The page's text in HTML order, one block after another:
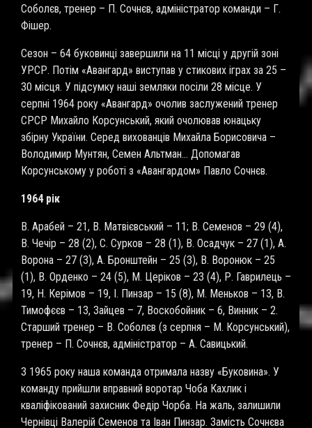
Соболєв, тренер – П. Сочнєв, адміністратор команди – Г.
Фішер.
Сезон – 64 буковинці завершили на 11 місці у другій зоні
УРСР. Потім «Авангард» виступав у стикових іграх за 25 –
30 місця. У підсумку наші земляки посіли 28 місце. У
серпні 1964 року «Авангард» очолив заслужений тренер
СРСР Михайло Корсунський, який очолював юнацьку
збірну України. Серед вихованців Михайла Борисовича –
Володимир Мунтян, Семен Альтман… Допомагав
Корсунському у роботі з «Авангардом» Павло Сочнєв.
1964 рік
В. Арабей – 21, В. Матвієвський – 11; В. Семенов – 29 (4),
В. Чечір – 28 (2), С. Сурков – 28 (1), В. Осадчук – 27 (1), А.
Ворона – 27 (3), А. Бронштейн – 25 (3), В. Воронюк – 25
(1), В. Орденко – 24 (5), М. Церіков – 23 (4), Р. Гаврилець –
19, Н. Керімов – 19, І. Пинзар – 15 (8), М. Меньков – 13, В.
Тимофєєв – 13, Зайцев – 7, Воскобойник – 6, Винник – 2.
Старший тренер – В. Соболєв (з серпня – М. Корсунський),
тренер – П. Сочнєв, адміністратор – А. Савицький.
З 1965 року наша команда отримала назву «Буковина». У
команду прийшли вправний воротар Чоба Кахлик і
кваліфікований захисник Федір Чорба. На жаль, залишили
Чернівці Валерій Семенов та Іван Пинзар. Замість Сочнєва